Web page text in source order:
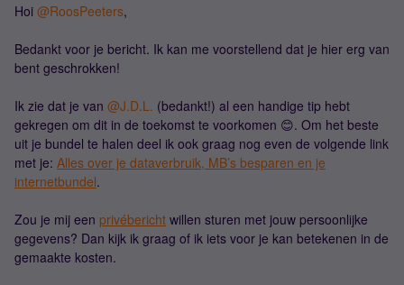
Hoi @RoosPeeters,
Bedankt voor je bericht. Ik kan me voorstellend dat je hier erg van
bent geschrokken!
Ik zie dat je van @J.D.L. (bedankt!) al een handige tip hebt
gekregen om dit in de toekomst te voorkomen 😊. Om het beste
uit je bundel te halen deel ik ook graag nog even de volgende link
met je: Alles over je dataverbruik, MB’s besparen en je
internetbundel.
Zou je mij een privébericht willen sturen met jouw persoonlijke
gegevens? Dan kijk ik graag of ik iets voor je kan betekenen in de
gemaakte kosten.